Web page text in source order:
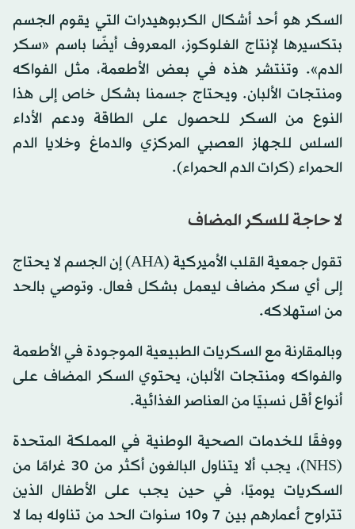
السكر هو أحد أشكال الكربوهيدرات التي يقوم الجسم
بتكسيرها لإنتاج الغلوكوز، المعروف أيضًا باسم «سكر
الدم». وتنتشر هذه في بعض الأطعمة، مثل الفواكه
ومنتجات الألبان. ويحتاج جسمنا بشكل خاص إلى هذا
النوع من السكر للحصول على الطاقة ودعم الأداء
السلس للجهاز العصبي المركزي والدماغ وخلايا الدم
الحمراء (كرات الدم الحمراء).
لا حاجة للسكر المضاف
تقول جمعية القلب الأميركية (AHA) إن الجسم لا يحتاج
إلى أي سكر مضاف ليعمل بشكل فعال. وتوصي بالحد
من استهلاكه.
وبالمقارنة مع السكريات الطبيعية الموجودة في الأطعمة
والفواكه ومنتجات الألبان، يحتوي السكر المضاف على
أنواع أقل نسبيًا من العناصر الغذائية.
ووفقًا للخدمات الصحية الوطنية في المملكة المتحدة
(NHS)، يجب ألا يتناول البالغون أكثر من 30 غرامًا من
السكريات يوميًا، في حين يجب على الأطفال الذين
تتراوح أعمارهم بين 7 و10 سنوات الحد من تناوله بما لا